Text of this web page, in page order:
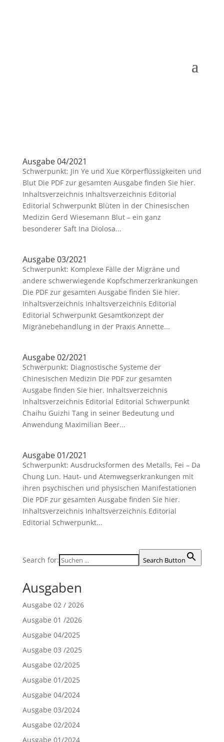
Ausgabe 04/2021
Schwerpunkt: Jin Ye und Xue Körperflüssigkeiten und
Blut Die PDF zur gesamten Ausgabe finden Sie hier.
Inhaltsverzeichnis Inhaltsverzeichnis Editorial
Editorial Schwerpunkt Blüten in der Chinesischen
Medizin Gerd Wiesemann Blut – ein ganz
besonderer Saft Ina Diolosa...
Ausgabe 03/2021
Schwerpunkt: Komplexe Fälle der Migräne und
andere schwerwiegende Kopfschmerzerkrankungen
Die PDF zur gesamten Ausgabe finden Sie hier.
Inhaltsverzeichnis Inhaltsverzeichnis Editorial
Editorial Schwerpunkt Gesamtkonzept der
Migränebehandlung in der Praxis Annette...
Ausgabe 02/2021
Schwerpunkt: Diagnostische Systeme der
Chinesischen Medizin Die PDF zur gesamten
Ausgabe finden Sie hier. Inhaltsverzeichnis
Inhaltsverzeichnis Editorial Editorial Schwerpunkt
Chaihu Guizhi Tang in seiner Bedeutung und
Anwendung Maximilian Beer...
Ausgabe 01/2021
Schwerpunkt: Ausdrucksformen des Metalls, Fei – Da
Chung Lun. Haut- und Atemwegserkrankungen mit
ihren psychischen und physischen Manifestationen
Die PDF zur gesamten Ausgabe finden Sie hier.
Inhaltsverzeichnis Inhaltsverzeichnis Editorial
Editorial Schwerpunkt...
Search for: Search Button
Ausgaben
Ausgabe 02 / 2026
Ausgabe 01 /2026
Ausgabe 04/2025
Ausgabe 03 /2025
Ausgabe 02/2025
Ausgabe 01/2025
Ausgabe 04/2024
Ausgabe 03/2024
Ausgabe 02/2024
Ausgabe 01/2024